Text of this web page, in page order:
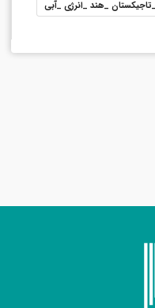
_هند _انرژی _آبی